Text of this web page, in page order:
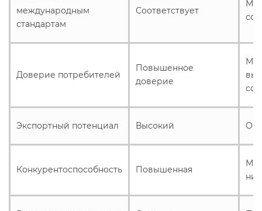
международным
стандартам
Соответствует
Доверие потребителей
Повышенное
доверие
Экспортный потенциал Высокий
Конкурентоспособность Повышенная